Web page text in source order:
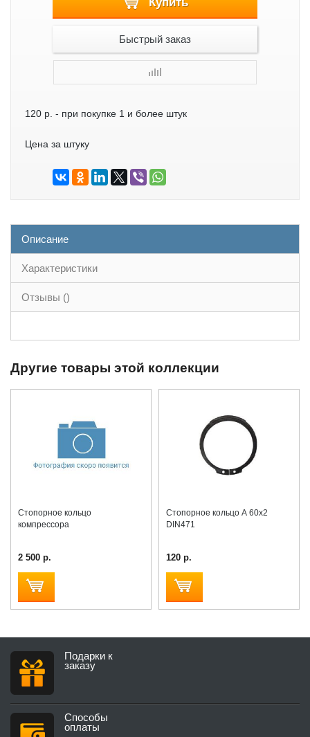
Быстрый заказ
120 р. - при покупке 1 и более штук
Цена за штуку
Описание
Характеристики
Отзывы ()
Другие товары этой коллекции
Стопорное кольцо
компрессора
2 500 р.
Стопорное кольцо А 60х2
DIN471
120 р.
Подарки к
заказу
Способы
оплаты